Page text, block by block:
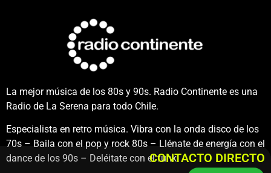
La mejor música de los 80s y 90s. Radio Continente es una
Radio de La Serena para todo Chile.
Especialista en retro música. Vibra con la onda disco de los
70s – Baila con el pop y rock 80s – Llénate de energía con el
dance de los 90s – Deléitate con el funk.CONTACTO DIRECTO